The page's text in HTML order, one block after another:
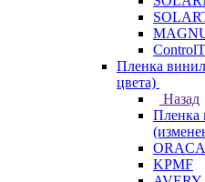
Пленка
цвета)
Назад
Пленка
KPMF